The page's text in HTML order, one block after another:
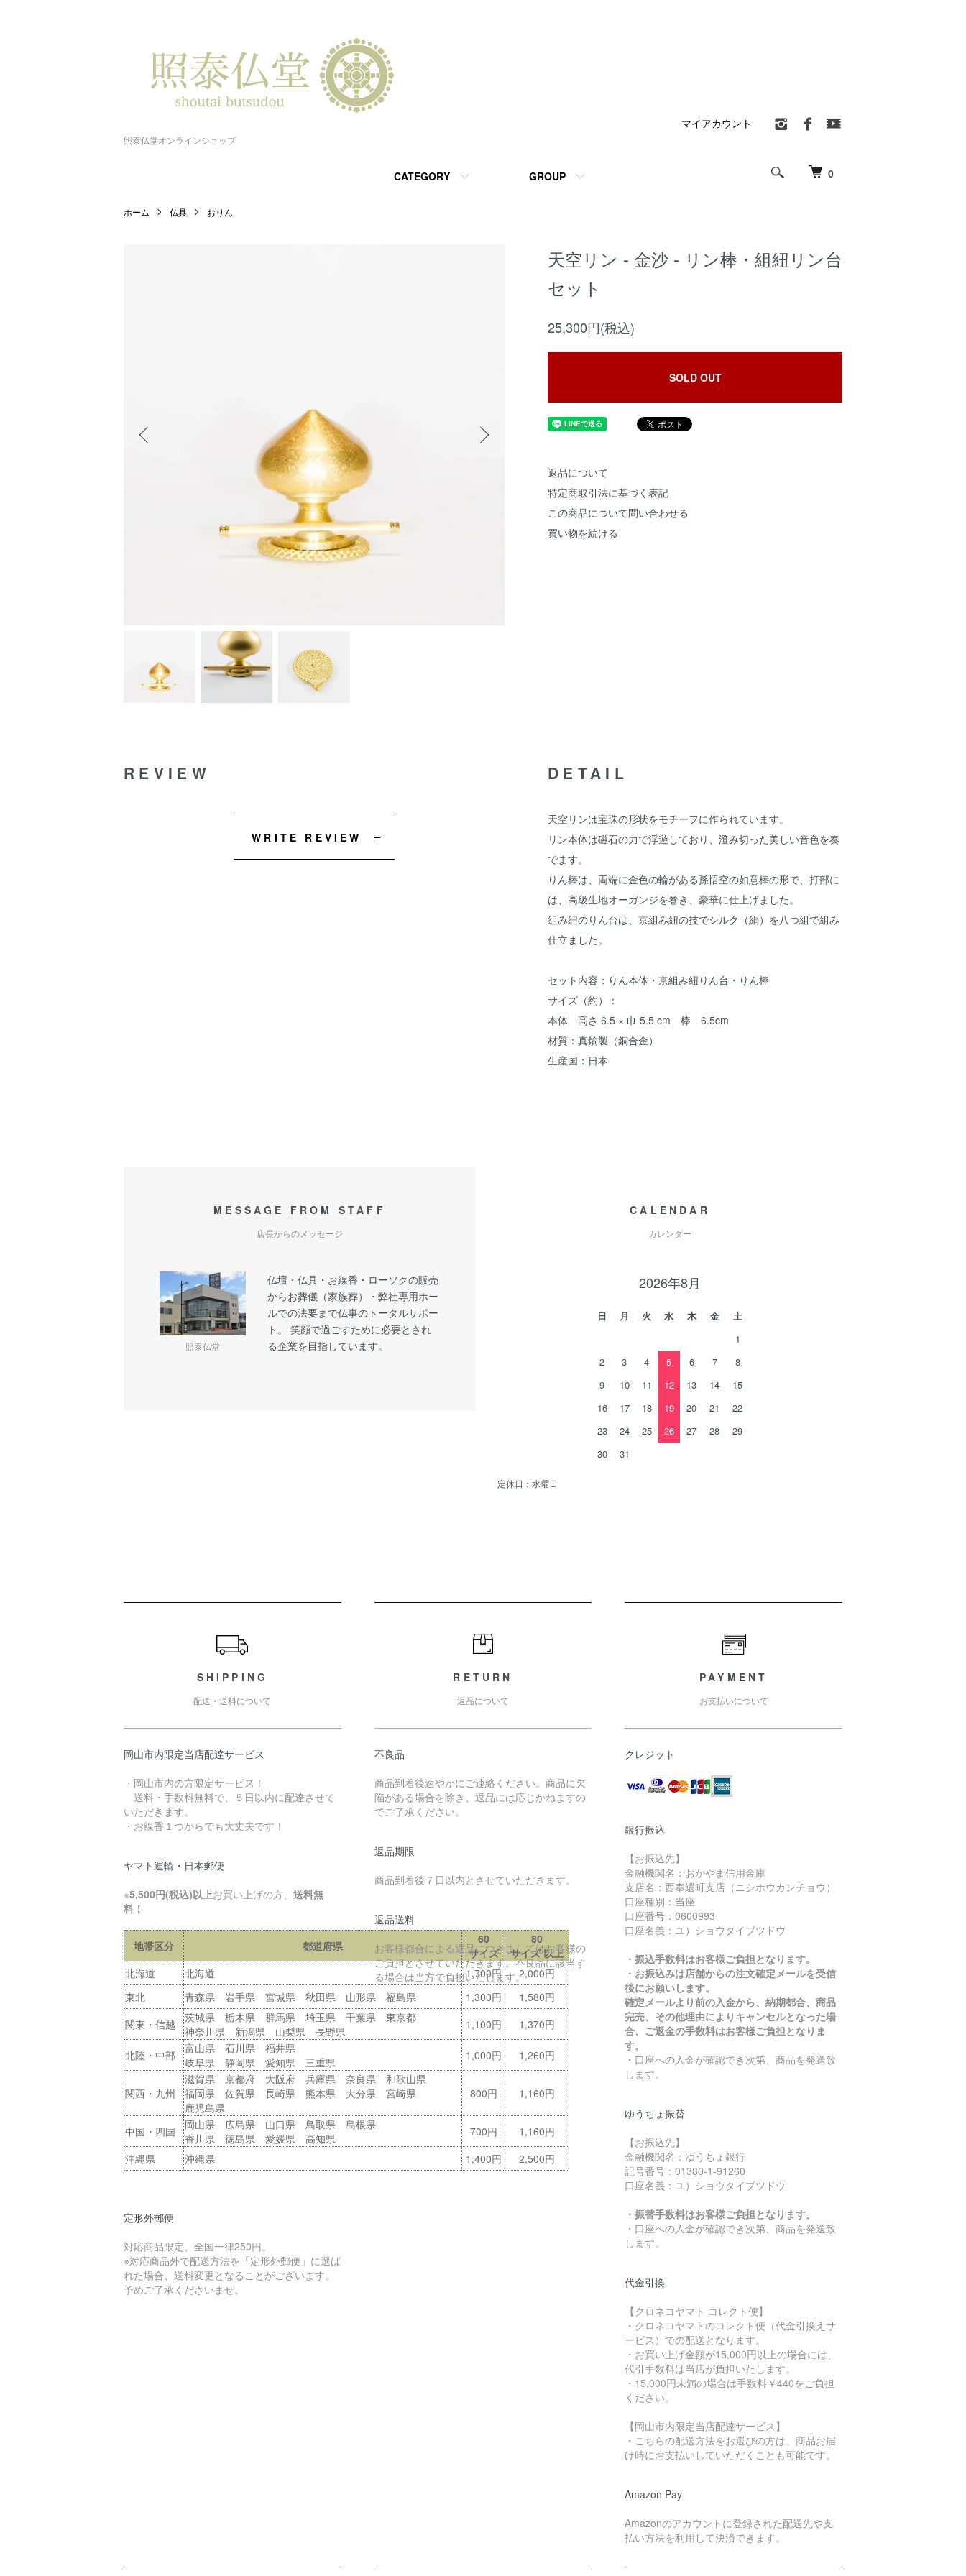
照泰仏堂オンラインショップ
0
CATEGORY GROUP
マイアカウント
ホーム 仏具 おりん
天空リン - 金沙 - リン棒・組紐リン台
セット
25,300円(税込)
SOLD OUT
返品について
特定商取引法に基づく表記
この商品について問い合わせる
買い物を続ける
DETAIL
天空リンは宝珠の形状をモチーフに作られています。
リン本体は磁石の力で浮遊しており、澄み切った美しい音色を奏
でます。
りん棒は、両端に金色の輪がある孫悟空の如意棒の形で、打部に
は、高級生地オーガンジを巻き、豪華に仕上げました。
組み紐のりん台は、京組み紐の技でシルク（絹）を八つ組で組み
仕立ました。
セット内容：りん本体・京組み紐りん台・りん棒
サイズ（約）：
本体 高さ 6.5 × 巾 5.5 cm 棒 6.5cm
材質：真鍮製（銅合金）
生産国：日本
REVIEW
WRITE REVIEW
MESSAGE FROM STAFF
店長からのメッセージ
照泰仏堂
仏壇・仏具・お線香・ローソクの販売
からお葬儀（家族葬）・弊社専用ホー
ルでの法要まで仏事のトータルサポー
ト。 笑顔で過ごすために必要とされ
る企業を目指しています。
CALENDAR
カレンダー
2026年8月
日 月 火 水 木 金
土
1
2
3 4 5 6 7
8
9
10 11 12 13 14
15
16
17 18 19 20 21
22
23
24 25 26 27 28
29
30
31
定休日：水曜日
SHIPPING
配送・送料について
岡山市内限定当店配達サービス
・岡山市内の方限定サービス！
送料・手数料無料で、５日以内に配達させて
いただきます。
・お線香１つからでも大丈夫です！
ヤマト運輸・日本郵便
※5,500円(税込)以上お買い上げの方、 送料無
料！
地帯区分 都道府県
60
サイズ
80
サイズ 以上
北海道
北海道 1,700円
2,000円
東北
青森県 岩手県 宮城県 秋田県 山形県 福島県 1,300円
1,580円
関東・信越
茨城県 栃木県 群馬県 埼玉県 千葉県 東京都
神奈川県 新潟県 山梨県 長野県
1,100円 1,370円
北陸・中部
富山県 石川県 福井県
岐阜県 静岡県 愛知県 三重県
1,000円 1,260円
関西・九州
滋賀県 京都府 大阪府 兵庫県 奈良県 和歌山県
福岡県 佐賀県 長崎県 熊本県 大分県 宮崎県
鹿児島県
800円 1,160円
中国・四国
岡山県 広島県 山口県 鳥取県 島根県
香川県 徳島県 愛媛県 高知県
700円
1,160円
沖縄県
沖縄県 1,400円 2,500円
定形外郵便
対応商品限定。全国一律250円。
※対応商品外で配送方法を「定形外郵便」に選ば
れた場合、送料変更となることがございます。
予めご了承くださいませ。
RETURN
返品について
不良品
商品到着後速やかにご連絡ください。商品に欠
陥がある場合を除き、返品には応じかねますの
でご了承ください。
返品期限
商品到着後７日以内とさせていただきます。
返品送料
お客様都合による返品につきましてはお客様の
ご負担とさせていただきます。不良品に該当す
る場合は当方で負担いたします。
PAYMENT
お支払いについて
クレジット
銀行振込
【お振込先】
金融機関名：おかやま信用金庫
支店名：西奉還町支店（ニシホウカンチョウ）
口座種別：当座
口座番号：0600993
口座名義：ユ）ショウタイブツドウ
・振込手数料はお客様ご負担となります。
・お振込みは店舗からの注文確定メールを受信
後にお願いします。
確定メールより前の入金から、納期都合、商品
完売、その他理由によりキャンセルとなった場
合、ご返金の手数料はお客様ご負担となりま
す。
・口座への入金が確認でき次第、商品を発送致
します。
ゆうちょ振替
【お振込先】
金融機関名：ゆうちょ銀行
記号番号：01380-1-91260
口座名義：ユ）ショウタイブツドウ
・振替手数料はお客様ご負担となります。
・口座への入金が確認でき次第、商品を発送致
します。
代金引換
【クロネコヤマト コレクト便】
・クロネコヤマトのコレクト便（代金引換えサ
ービス）での配送となります。
・お買い上げ金額が15,000円以上の場合には、
代引手数料は当店が負担いたします。
・15,000円未満の場合は手数料￥440をご負担
ください。
【岡山市内限定当店配達サービス】
・こちらの配送方法をお選びの方は、商品お届
け時にお支払いしていただくことも可能です。
Amazon Pay
Amazonのアカウントに登録された配送先や支
払い方法を利用して決済できます。